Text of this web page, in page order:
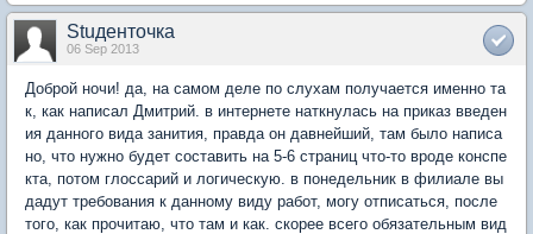
Stuденточка
06 Sep 2013
Доброй ночи! да, на самом деле по слухам получается именно та
к, как написал Дмитрий. в интернете наткнулась на приказ введен
ия данного вида занития, правда он давнейший, там было написа
но, что нужно будет составить на 5-6 страниц что-то вроде конспе
кта, потом глоссарий и логическую. в понедельник в филиале вы
дадут требования к данному виду работ, могу отписаться, после
того, как прочитаю, что там и как. скорее всего обязательным вид